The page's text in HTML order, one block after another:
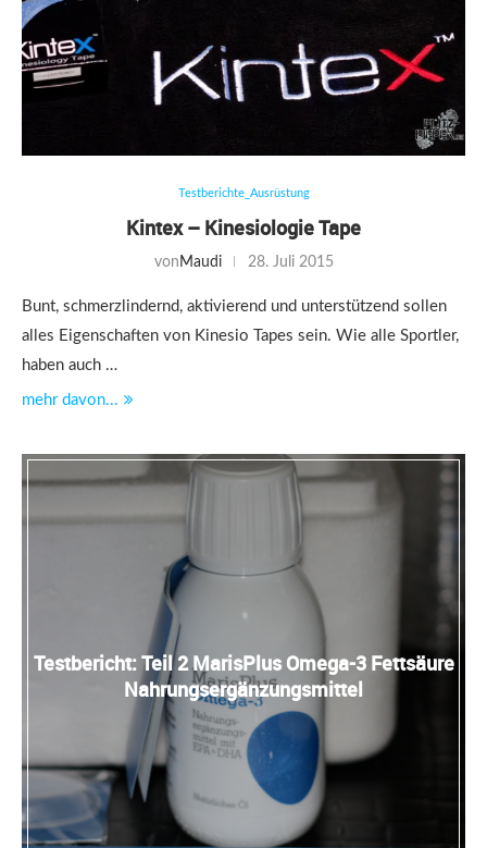
Testberichte_Ausrüstung
Kintex – Kinesiologie Tape
von Maudi 28. Juli 2015
Bunt, schmerzlindernd, aktivierend und unterstützend sollen
alles Eigenschaften von Kinesio Tapes sein. Wie alle Sportler,
haben auch …
mehr davon...
Testbericht: Teil 2 MarisPlus Omega-3 Fettsäure
Nahrungsergänzungsmittel